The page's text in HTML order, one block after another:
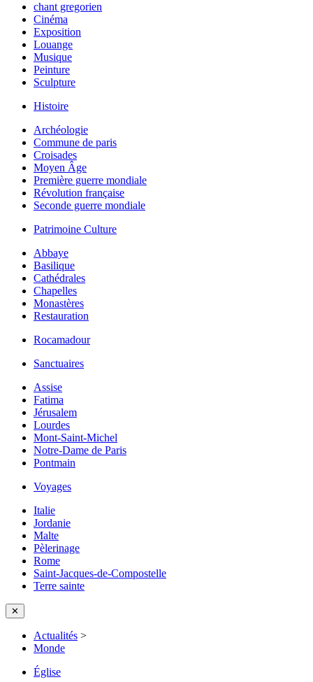
chant gregorien
Cinéma
Exposition
Louange
Musique
Peinture
Sculpture
Histoire
Archéologie
Commune de paris
Croisades
Moyen Âge
Première guerre mondiale
Révolution française
Seconde guerre mondiale
Patrimoine Culture
Abbaye
Basilique
Cathédrales
Chapelles
Monastères
Restauration
Rocamadour
Sanctuaires
Assise
Fatima
Jérusalem
Lourdes
Mont-Saint-Michel
Notre-Dame de Paris
Pontmain
Voyages
Italie
Jordanie
Malte
Pèlerinage
Rome
Saint-Jacques-de-Compostelle
Terre sainte
✕
Actualités >
Monde
Église